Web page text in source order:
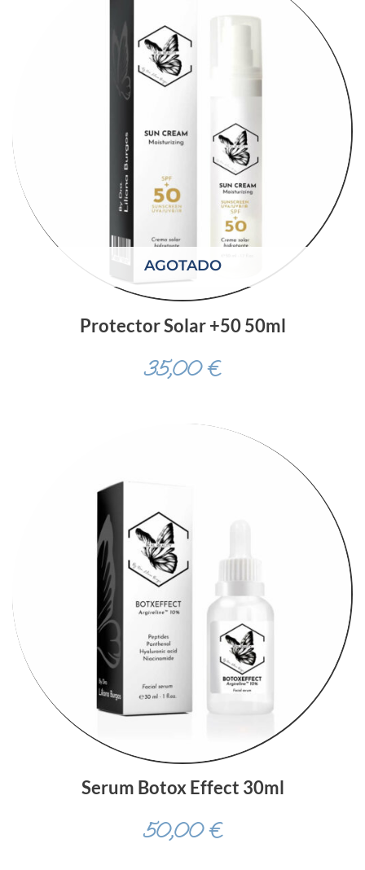
AGOTADO
Protector Solar +50 50ml
35,00€
Serum Botox Effect 30ml
50,00€